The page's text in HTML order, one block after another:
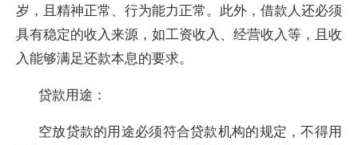
岁，且精神正常、行为能力正常。此外，借款人还必须
具有稳定的收入来源，如工资收入、经营收入等，且收
入能够满足还款本息的要求。
贷款用途：
空放贷款的用途必须符合贷款机构的规定，不得用